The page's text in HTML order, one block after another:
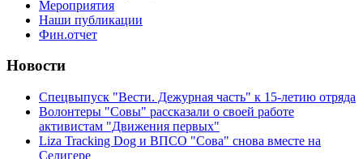
Мероприятия
Наши публикации
Фин.отчет
Новости
Спецвыпуск "Вести. Дежурная часть" к 15-летию отряда
Волонтеры "Совы" рассказали о своей работе
активистам "Движения первых"
Liza Tracking Dog и ВПСО "Сова" снова вместе на
Селигере